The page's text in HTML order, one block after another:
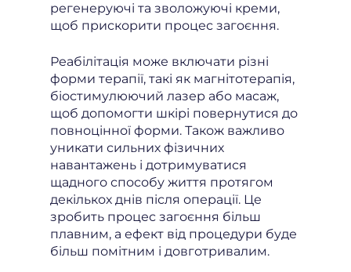
регенеруючі та зволожуючі креми,
щоб прискорити процес загоєння.
Реабілітація може включати різні
форми терапії, такі як магнітотерапія,
біостимулюючий лазер або масаж,
щоб допомогти шкірі повернутися до
повноцінної форми. Також важливо
уникати сильних фізичних
навантажень і дотримуватися
щадного способу життя протягом
декількох днів після операції. Це
зробить процес загоєння більш
плавним, а ефект від процедури буде
більш помітним і довготривалим.